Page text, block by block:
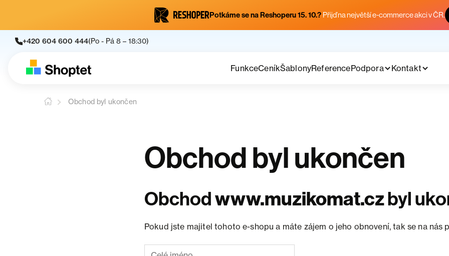
Potkáme se na Reshoperu 15. 10.? Přijď na největší e-commerce akci v ČR.
+420 604 600 444(Po - Pá 8 – 18:30)
FunkceCeníkŠablonyReferencePodpora Kontakt
Obchod byl ukončen
Obchod byl ukončen
Obchodwww.muzikomat.czbyl
Pokud jste majitel tohoto e-shopu a máte zájem o jeho obnovení, tak se na nás